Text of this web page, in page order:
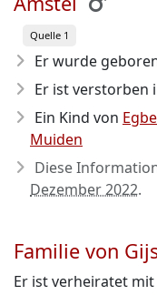
Quelle 1
Er wurde
Er ist verstorben
Ein Kind von
Muiden
Diese
Dezember 2022.
Familie von
Er ist verheiratet mit